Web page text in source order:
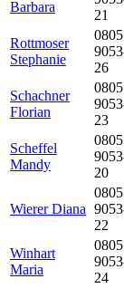
Barbara
21
Rottmoser
Stephanie
26
Schachner
Florian
23
Scheffel
Mandy
20
Wierer Diana
22
Winhart
Maria
24